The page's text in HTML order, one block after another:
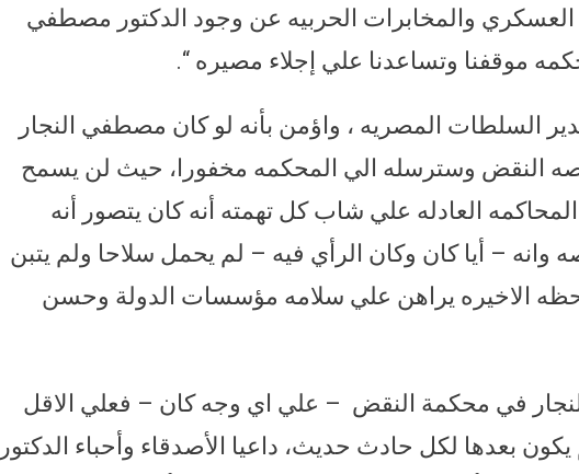
العسكري والمخابرات الحربيه عن وجود الدكتور مصطفي
موقفنا وتساعدنا علي إجلاء مصيره “.
السلطات المصريه ، واؤمن بأنه لو كان مصطفي النجار
النقض وسترسله الي المحكمه مخفورا، حيث لن يسمح
العادله علي شاب كل تهمته أنه كان يتصور أنه
وانه – أيا كان وكان الرأي فيه – لم يحمل سلاحا ولم يتبن
الاخيره يراهن علي سلامه مؤسسات الدولة وحسن
في محكمة النقض – علي اي وجه كان – فعلي الاقل
بعدها لكل حادث حديث، داعيا الأصدقاء وأحباء الدكتور